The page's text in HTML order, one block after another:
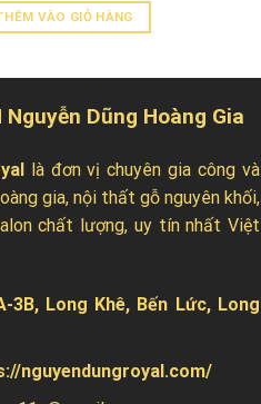
VÀO GIỎ HÀNG
Nguyễn Dũng Hoàng Gia
là đơn vị chuyên gia công và
gia, nội thất gỗ nguyên khối,
chất lượng, uy tín nhất Việt
3B, Long Khê, Bến Lức, Long
nguyendungroyal.com/